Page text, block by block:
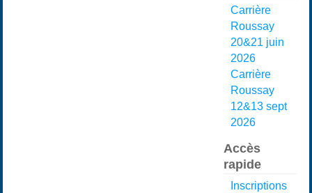
Carrière
Roussay
20&21 juin
2026
Carrière
Roussay
12&13 sept
2026
Accès
rapide
Inscriptions